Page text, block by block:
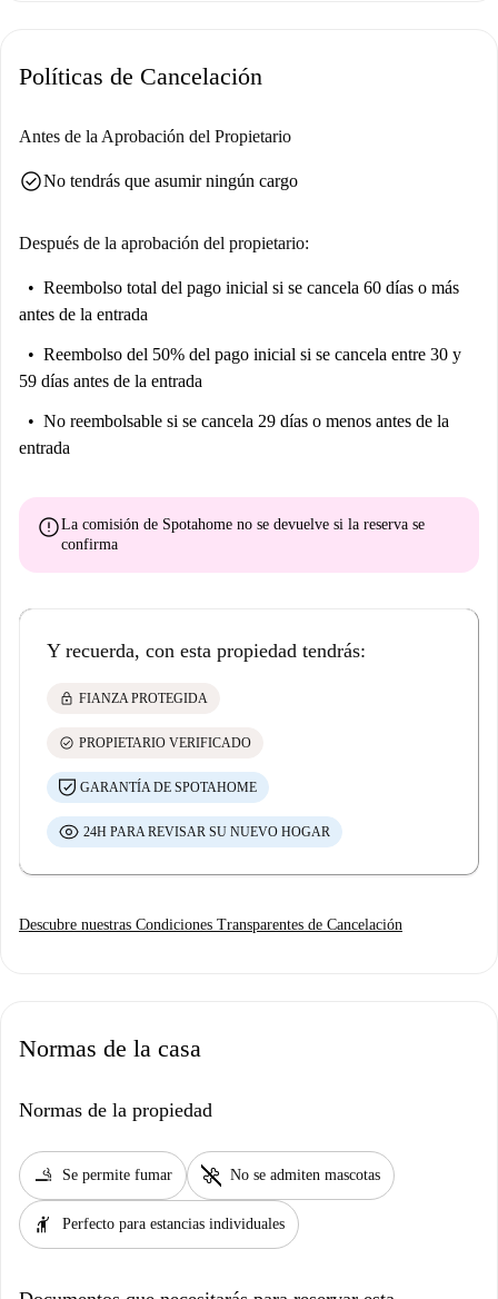
Políticas de Cancelación
Antes de la Aprobación del Propietario
check_circleNo tendrás que asumir ningún cargo
Después de la aprobación del propietario:
Reembolso total del pago inicial si se cancela 60 días o más
antes de la entrada
Reembolso del 50% del pago inicial si se cancela entre 30 y
59 días antes de la entrada
No reembolsable si se cancela 29 días o menos antes de la
entrada
errorLa comisión de Spotahome no se devuelve si la reserva se
confirma
Y recuerda, con esta propiedad tendrás:
lock FIANZA PROTEGIDA
check_circle PROPIETARIO VERIFICADO
GARANTÍA DE SPOTAHOME
24H PARA REVISAR SU NUEVO HOGAR
Descubre nuestras Condiciones Transparentes de Cancelación
Normas de la casa
Normas de la propiedad
smoking_rooms Se permite fumar pet_supplies No se admiten mascotas
hail Perfecto para estancias individuales